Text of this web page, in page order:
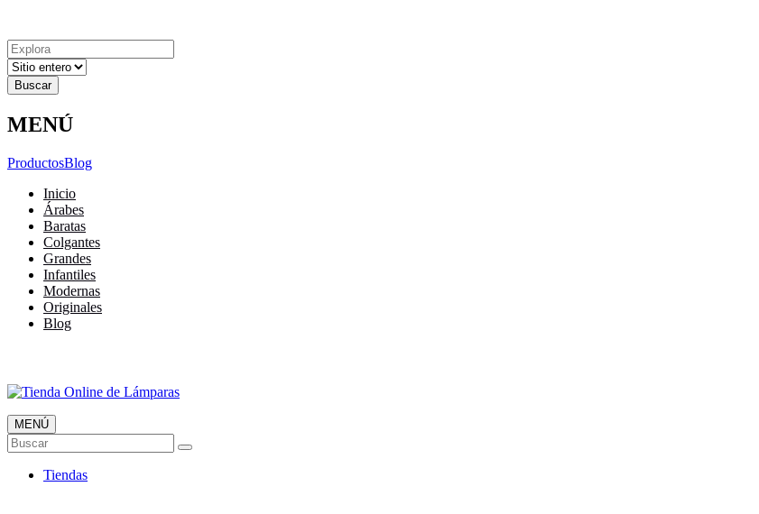
Resultados
para
MENÚ
ProductosBlog
Inicio
Árabes
Baratas
Colgantes
Grandes
Infantiles
Modernas
Originales
Blog
Tienda Online de Lámparas
TOP en Ventas
MENÚ
Buscar
Tiendas